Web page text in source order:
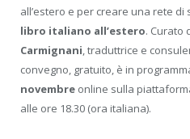
all’estero e per creare una rete di
libro italiano all’estero. Curato
Carmignani, traduttrice e
convegno, gratuito, è in
novembre online sulla
alle ore 18.30 (ora italiana).